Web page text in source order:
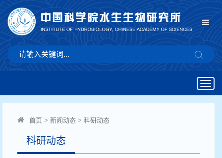
首页 > 新闻动态 > 科研动态
科研动态